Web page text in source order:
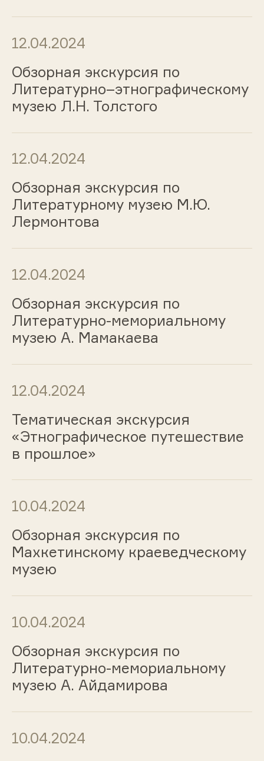
12.04.2024
Обзорная экскурсия по
Литературно–этнографическому
музею Л.Н. Толстого
12.04.2024
Обзорная экскурсия по
Литературному музею М.Ю.
Лермонтова
12.04.2024
Обзорная экскурсия по
Литературно-мемориальному
музею А. Мамакаева
12.04.2024
Тематическая экскурсия
«Этнографическое путешествие
в прошлое»
10.04.2024
Обзорная экскурсия по
Махкетинскому краеведческому
музею
10.04.2024
Обзорная экскурсия по
Литературно-мемориальному
музею А. Айдамирова
10.04.2024